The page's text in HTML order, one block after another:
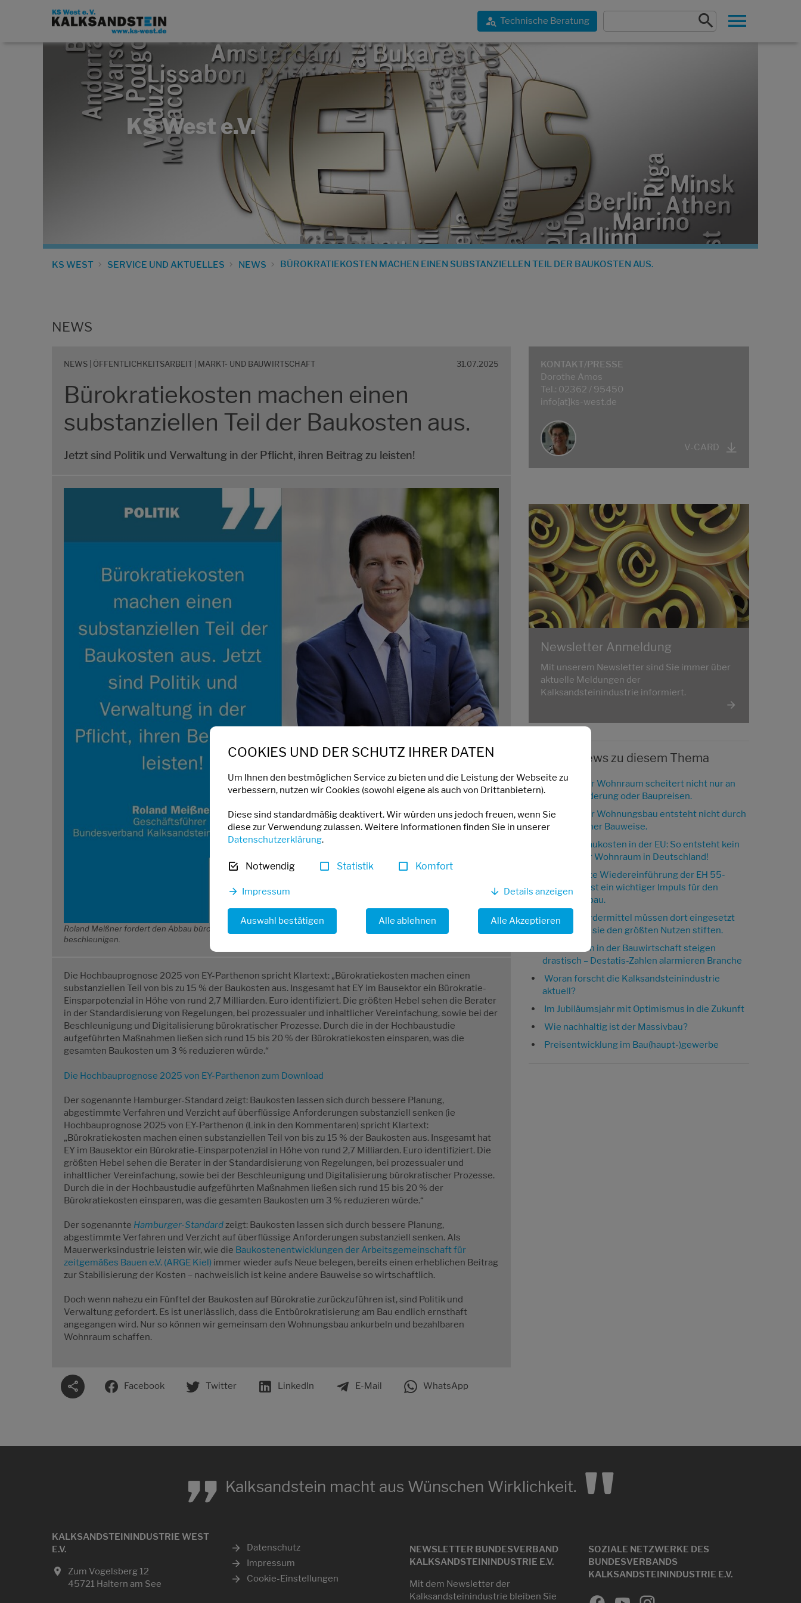
Technische Beratung
KS West e.V.
KS WEST SERVICE UND AKTUELLES NEWS BÜROKRATIEKOSTEN MACHEN EINEN SUBSTANZIELLEN TEIL DER BAUKOSTEN AUS.
NEWS
NEWS | ÖFFENTLICHKEITSARBEIT | MARKT- UND BAUWIRTSCHAFT 31.07.2025
Bürokratiekosten machen einen
substanziellen Teil der Baukosten aus.
Jetzt sind Politik und Verwaltung in der Pflicht, ihren Beitrag zu leisten!
Roland Meißner fordert den Abbau bürokratischer Hürden, um Baukosten zu senken und den Wohnungsbau zu
beschleunigen.
Die Hochbauprognose 2025 von EY-Parthenon spricht Klartext: „Bürokratiekosten machen einen
substanziellen Teil von bis zu 15 % der Baukosten aus. Insgesamt hat EY im Bausektor ein Bürokratie-
Einsparpotenzial in Höhe von rund 2,7 Milliarden. Euro identifiziert. Die größten Hebel sehen die Berater
in der Standardisierung von Regelungen, bei prozessualer und inhaltlicher Vereinfachung, sowie bei der
Beschleunigung und Digitalisierung bürokratischer Prozesse. Durch die in der Hochbaustudie
aufgeführten Maßnahmen ließen sich rund 15 bis 20 % der Bürokratiekosten einsparen, was die
gesamten Baukosten um 3 % reduzieren würde.“
Die Hochbauprognose 2025 von EY-Parthenon zum Download
Der sogenannte Hamburger-Standard zeigt: Baukosten lassen sich durch bessere Planung,
abgestimmte Verfahren und Verzicht auf überflüssige Anforderungen substanziell senken (ie
Hochbauprognose 2025 von EY-Parthenon (Link in den Kommentaren) spricht Klartext:
„Bürokratiekosten machen einen substanziellen Teil von bis zu 15 % der Baukosten aus. Insgesamt hat
EY im Bausektor ein Bürokratie-Einsparpotenzial in Höhe von rund 2,7 Milliarden. Euro identifiziert. Die
größten Hebel sehen die Berater in der Standardisierung von Regelungen, bei prozessualer und
inhaltlicher Vereinfachung, sowie bei der Beschleunigung und Digitalisierung bürokratischer Prozesse.
Durch die in der Hochbaustudie aufgeführten Maßnahmen ließen sich rund 15 bis 20 % der
Bürokratiekosten einsparen, was die gesamten Baukosten um 3 % reduzieren würde.“
Der sogenannte Hamburger-Standard zeigt: Baukosten lassen sich durch bessere Planung,
abgestimmte Verfahren und Verzicht auf überflüssige Anforderungen substanziell senken. Als
Mauerwerksindustrie leisten wir, wie die Baukostenentwicklungen der Arbeitsgemeinschaft für
zeitgemäßes Bauen e.V. (ARGE Kiel) immer wieder aufs Neue belegen, bereits einen erheblichen Beitrag
zur Stabilisierung der Kosten – nachweislich ist keine andere Bauweise so wirtschaftlich.
Doch wenn nahezu ein Fünftel der Baukosten auf Bürokratie zurückzuführen ist, sind Politik und
Verwaltung gefordert. Es ist unerlässlich, dass die Entbürokratisierung am Bau endlich ernsthaft
angegangen wird. Nur so können wir gemeinsam den Wohnungsbau ankurbeln und bezahlbaren
Wohnraum schaffen.
Facebook Twitter LinkedIn E-Mail WhatsApp
KONTAKT/PRESSE
Dorothe Amos
Tel.: 02362 / 95450
info[at]ks-west.de
V-CARD
Newsletter Anmeldung
Mit unserem Newsletter sind Sie immer über
aktuelle Meldungen der
Kalksandsteinindustrie informiert.
Weitere News zu diesem Thema
Bezahlbarer Wohnraum scheitert nicht nur an
Zinsen, Förderung oder Baupreisen.
Bezahlbarer Wohnungsbau entsteht nicht durch
die Wahl einer Bauweise.
Höchste Baukosten in der EU: So entsteht kein
bezahlbarer Wohnraum in Deutschland!
Die geplante Wiedereinführung der EH 55-
Förderung ist ein wichtiger Impuls für den
Wohnungsbau.
Knappe Fördermittel müssen dort eingesetzt
werden, wo sie den größten Nutzen stiften.
Insolvenzen in der Bauwirtschaft steigen
drastisch – Destatis-Zahlen alarmieren Branche
Woran forscht die Kalksandsteinindustrie
aktuell?
Im Jubiläumsjahr mit Optimismus in die Zukunft
Wie nachhaltig ist der Massivbau?
Preisentwicklung im Bau(haupt-)gewerbe
„ Kalksandstein macht aus Wünschen Wirklichkeit. "
KALKSANDSTEININDUSTRIE WEST
E.V.
Zum Vogelsberg 12
45721 Haltern am See
Datenschutz
Impressum
Cookie-Einstellungen
NEWSLETTER BUNDESVERBAND
KALKSANDSTEININDUSTRIE E.V.
Mit dem Newsletter der
Kalksandsteinindustrie bleiben Sie
SOZIALE NETZWERKE DES
BUNDESVERBANDS
KALKSANDSTEININDUSTRIE E.V.
COOKIES UND DER SCHUTZ IHRER DATEN
Um Ihnen den bestmöglichen Service zu bieten und die Leistung der Webseite zu
verbessern, nutzen wir Cookies (sowohl eigene als auch von Drittanbietern).
Diese sind standardmäßig deaktivert. Wir würden uns jedoch freuen, wenn Sie
diese zur Verwendung zulassen. Weitere Informationen finden Sie in unserer
Datenschutzerklärung.
Notwendig Statistik Komfort
Impressum Details anzeigen
Auswahl bestätigen Alle ablehnen Alle Akzeptieren